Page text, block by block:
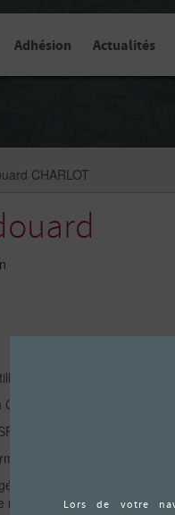
Adhésion Actualités
CHARLOT
sur-Seine (Côte d’Or)
Kléber
à Reims se met à la
de recueillir des
nombreux agents.